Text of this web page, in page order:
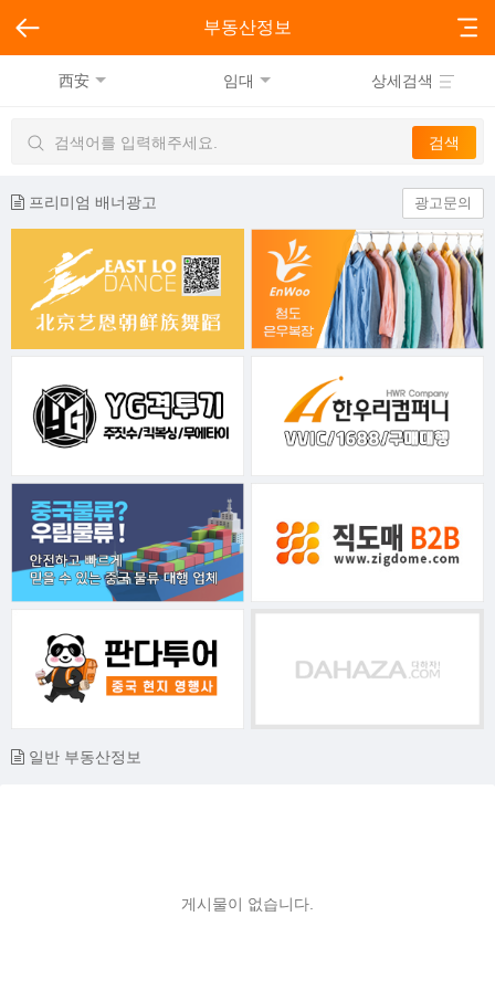
부동산정보
西安 임대 상세검색
프리미엄 배너광고 광고문의
일반 부동산정보
게시물이 없습니다.